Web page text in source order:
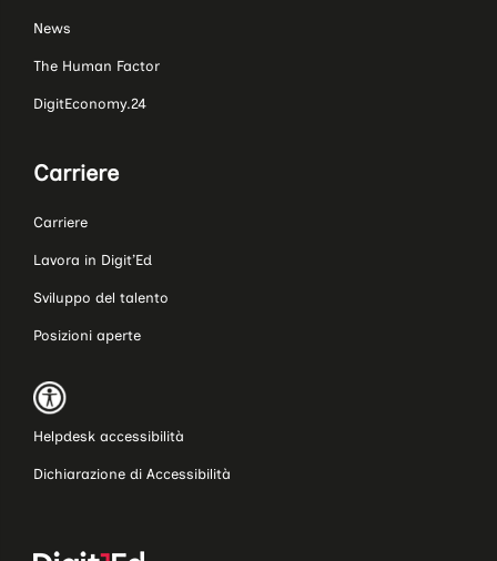
News
The Human Factor
DigitEconomy.24
Carriere
Carriere
Lavora in Digit’Ed
Sviluppo del talento
Posizioni aperte
Helpdesk accessibilità
Dichiarazione di Accessibilità